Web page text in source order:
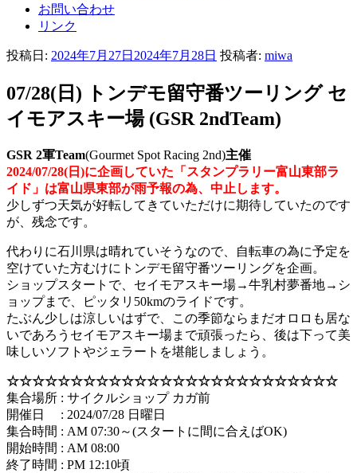
お問い合わせ
リンク
投稿日: 2024年7月27日 2024年7月28日 投稿者: miwa
07/28(日) トンデモ留守番ツーリング セ
イモアスキー場 (GSR 2ndTeam)
GSR 2軍Team(Gourmet Spot Racing 2nd)主催
2024/07/28(日)に企画していた「スタンプラリー富山東部ラ
イド」は富山県東部が雨予報の為、中止します。
少しずつ天気が好転してきていただけに期待していたのです
が、残念です。
代わりに石川県は晴れていそうなので、自転車の為に予定を
空けていた方むけにトンデモ留守番ツーリングを企画。
ショップスタートで、セイモアスキー場→牛乳村夢番地→シ
ョップまで、ピッタリ50kmのライドです。
たぶん少しは涼しいはずで、この季節ならまだオロロも居な
いであろうセイモアスキー場まで頑張ったら、後は下って美
味しいソフトやジェラートを堪能しましょう。
☆☆☆☆☆☆☆☆☆☆☆☆☆☆☆☆☆☆☆☆☆☆☆☆☆☆
集合場所 : サイクルショップ カガ前
開催日 : 2024/07/28 日曜日
集合時間 : AM 07:30～(スタートに間に合えばOK)
開始時間 : AM 08:00
終了時間 : PM 12:10頃